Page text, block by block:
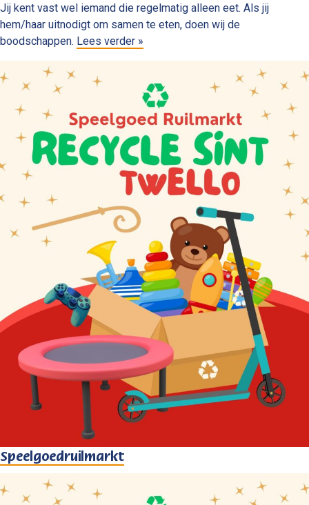
Jij kent vast wel iemand die regelmatig alleen eet. Als jij
hem/haar uitnodigt om samen te eten, doen wij de
boodschappen. Lees verder »
Speelgoedruilmarkt